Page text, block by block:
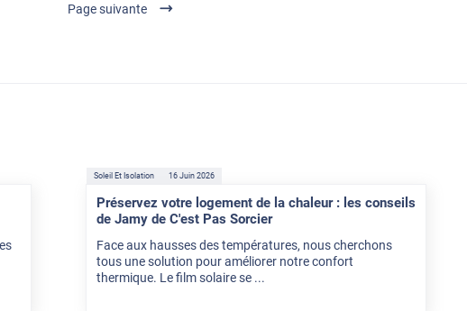
Page suivante
Soleil Et Isolation 16 Juin 2026
Préservez votre logement de la chaleur : les conseils
de Jamy de C'est Pas Sorcier
Face aux hausses des températures, nous cherchons
tous une solution pour améliorer notre confort
thermique. Le film solaire se ...